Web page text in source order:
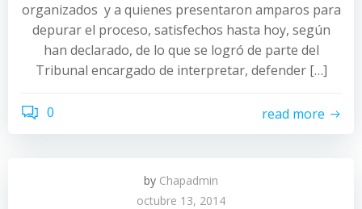
organizados y a quienes presentaron amparos para
depurar el proceso, satisfechos hasta hoy, según
han declarado, de lo que se logró de parte del
Tribunal encargado de interpretar, defender […]
0 read more
by Chapadmin
octubre 13, 2014